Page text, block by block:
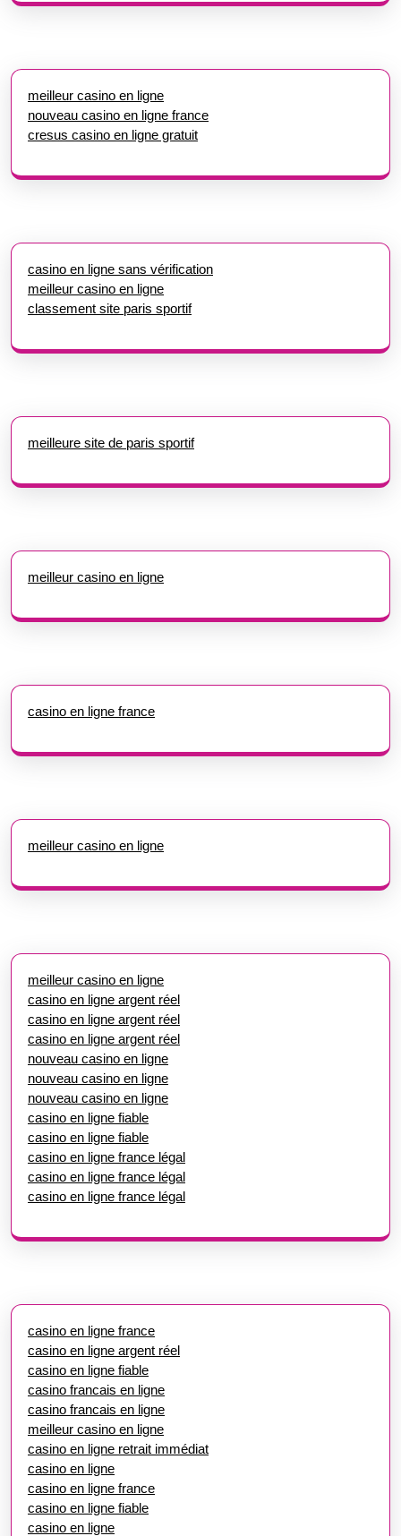
meilleur casino en ligne
nouveau casino en ligne france
cresus casino en ligne gratuit
casino en ligne sans vérification
meilleur casino en ligne
classement site paris sportif
meilleure site de paris sportif
meilleur casino en ligne
casino en ligne france
meilleur casino en ligne
meilleur casino en ligne
casino en ligne argent réel
casino en ligne argent réel
casino en ligne argent réel
nouveau casino en ligne
nouveau casino en ligne
nouveau casino en ligne
casino en ligne fiable
casino en ligne fiable
casino en ligne france légal
casino en ligne france légal
casino en ligne france légal
casino en ligne france
casino en ligne argent réel
casino en ligne fiable
casino francais en ligne
casino francais en ligne
meilleur casino en ligne
casino en ligne retrait immédiat
casino en ligne
casino en ligne france
casino en ligne fiable
casino en ligne